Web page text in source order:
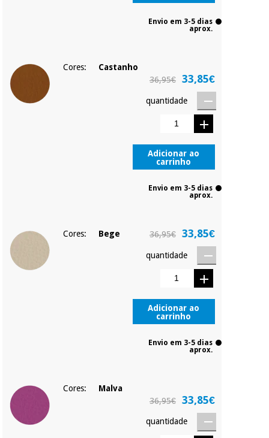
Envio em 3-5 dias
aprox.
Cores:
Castanho
36,95€
33,85€
quantidade
Adicionar ao
carrinho
Envio em 3-5 dias
aprox.
Cores: Bege 36,95€ 33,85€
quantidade
Adicionar ao
carrinho
Envio em 3-5 dias
aprox.
Cores:
Malva
36,95€
33,85€
quantidade